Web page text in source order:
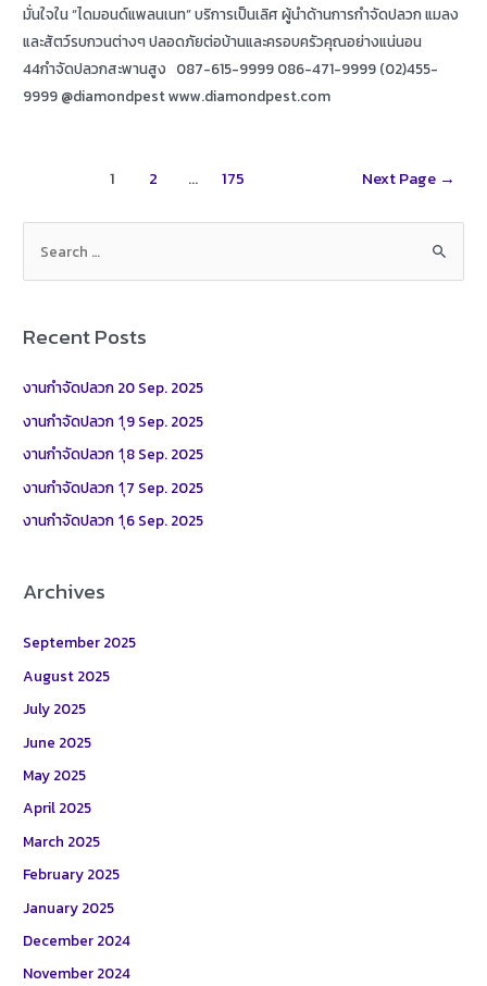
มั่นใจใน “ไดมอนด์แพลนเนท” บริการเป็นเลิศ ผู้นำด้านการกำจัดปลวก แมลง
และสัตว์รบกวนต่างๆ ปลอดภัยต่อบ้านและครอบครัวคุณอย่างแน่นอน
44กำจัดปลวกสะพานสูง 087-615-9999 086-471-9999 (02)455-
9999 @diamondpest www.diamondpest.com
1 2 … 175 Next Page →
h
:
Recent Posts
งานกำจัดปลวก 20 Sep. 2025
งานกำจัดปลวก 1ุ9 Sep. 2025
งานกำจัดปลวก 1ุ8 Sep. 2025
งานกำจัดปลวก 1ุ7 Sep. 2025
งานกำจัดปลวก 1ุ6 Sep. 2025
Archives
September 2025
August 2025
July 2025
June 2025
May 2025
April 2025
March 2025
February 2025
January 2025
December 2024
November 2024